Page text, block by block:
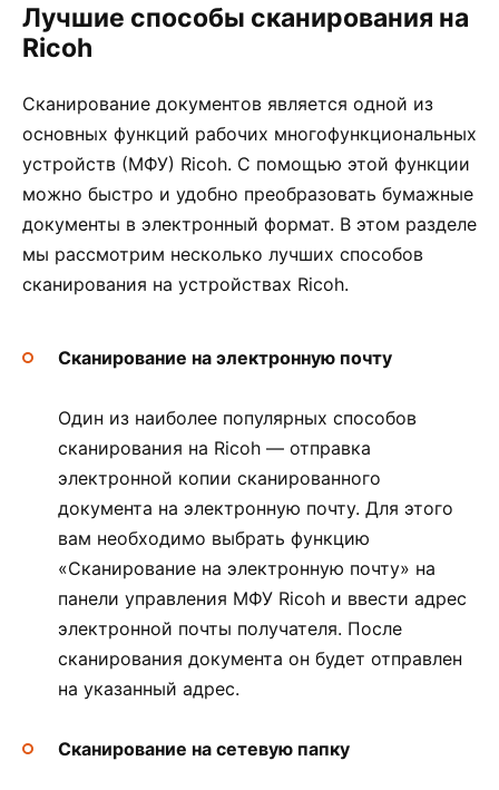
Лучшие способы сканирования на
Ricoh
Сканирование документов является одной из
основных функций рабочих многофункциональных
устройств (МФУ) Ricoh. С помощью этой функции
можно быстро и удобно преобразовать бумажные
документы в электронный формат. В этом разделе
мы рассмотрим несколько лучших способов
сканирования на устройствах Ricoh.
Сканирование на электронную почту
Один из наиболее популярных способов
сканирования на Ricoh — отправка
электронной копии сканированного
документа на электронную почту. Для этого
вам необходимо выбрать функцию
«Сканирование на электронную почту» на
панели управления МФУ Ricoh и ввести адрес
электронной почты получателя. После
сканирования документа он будет отправлен
на указанный адрес.
Сканирование на сетевую папку